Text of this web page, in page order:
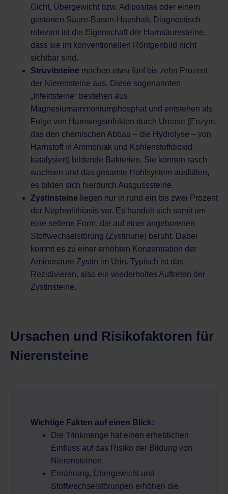
Gicht, Übergewicht bzw. Adipositas oder einem
gestörten Säure-Basen-Haushalt. Diagnostisch
relevant ist die Eigenschaft der Harnsäuresteine,
dass sie im konventionellen Röntgenbild nicht
sichtbar sind.
Struvitsteine machen etwa fünf bis zehn Prozent
der Nierensteine aus. Diese sogenannten
„Infektsteine“ bestehen aus
Magnesiumammoniumphosphat und entstehen als
Folge von Harnwegsinfekten durch Urease (Enzym,
das den chemischen Abbau – die Hydrolyse – von
Harnstoff in Ammoniak und Kohlenstoffdioxid
katalysiert) bildende Bakterien. Sie können rasch
wachsen und das gesamte Hohlsystem ausfüllen,
es bilden sich hierdurch Ausgusssteine.
Zystinsteine liegen nur in rund ein bis zwei Prozent
der Nephrolithiasis vor. Es handelt sich somit um
eine seltene Form, die auf einer angeborenen
Stoffwechselstörung (Zystinurie) beruht. Dabei
kommt es zu einer erhöhten Konzentration der
Aminosäure Zystin im Urin. Typisch ist das
Rezidivieren, also ein wiederholtes Auftreten der
Zystinsteine.
Ursachen und Risikofaktoren für
Nierensteine
Wichtige Fakten auf einen Blick:
Die Trinkmenge hat einen erheblichen
Einfluss auf das Risiko der Bildung von
Nierensteinen.
Ernährung, Übergewicht und
Stoffwechselstörungen erhöhen die